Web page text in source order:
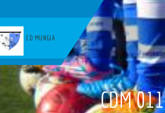
CD MUNGIA
CDM 011